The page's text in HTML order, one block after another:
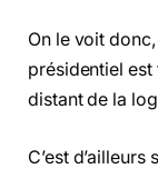
On le voit
présidentiel
distant de la
C’est